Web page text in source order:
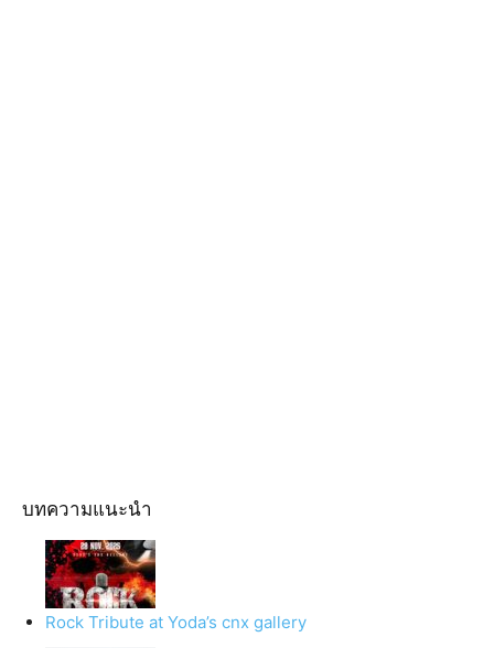
บทความแนะนำ
Rock Tribute at Yoda’s cnx gallery